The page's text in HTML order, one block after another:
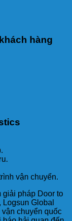
hàng
vận chuyển.
giải pháp Door to
Global
chuyển quốc